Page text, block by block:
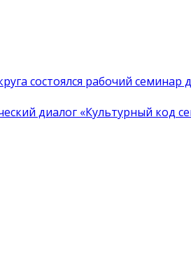
состоялся рабочий
диалог «Культурный код